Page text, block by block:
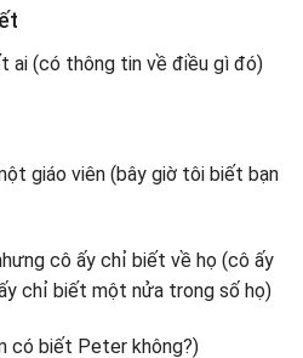
ai (có thông tin về điều gì đó)
giáo viên (bây giờ tôi biết bạn
cô ấy chỉ biết về họ (cô ấy
chỉ biết một nửa trong số họ)
có biết Peter không?)